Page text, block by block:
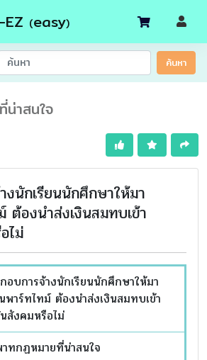
(easy)
ค้นหา
าสนใจ
งนักเรียนนักศึกษาให้มา
ต้องนำส่งเงินสมทบเข้า
ไม่
อบการจ้างนักเรียนนักศึกษาให้มา
พาร์ทไทม์ ต้องนำส่งเงินสมทบเข้า
สังคมหรือไม่
ทกฏหมายที่น่าสนใจ